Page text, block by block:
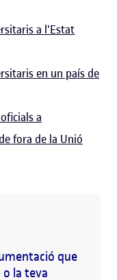
a l'Estat
en un país de
a
fora de la Unió
que
la teva